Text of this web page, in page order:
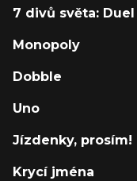
7 divů světa: Duel
Monopoly
Dobble
Uno
Jízdenky, prosím!
Krycí jména